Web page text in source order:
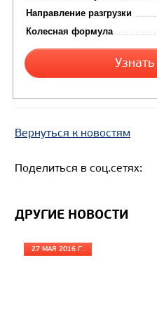
Цена по запросу
Вернуться к новостям
Поделиться в соц.сетях:
ДРУГИЕ НОВОСТИ
27 МАЯ 2016 Г.